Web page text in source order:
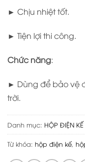
► Chịu nhiệt tốt.
► Tiện lợi thi công.
Chức năng:
► Dùng để bảo vệ
trời.
Danh mục: HỘP ĐIỆN KẾ
Từ khóa: hộp điện kế,